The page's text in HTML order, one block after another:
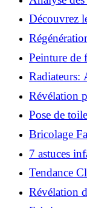
préparer vos
Découvrez
dès 6,70 €!
Peinture de
techniques
Radiateurs:
tuyaux
Révélation
Découvrez
Pose de
pour
Bricolage
pour
7 astuces
rapidement !
Tendance
l'adoptent?
Révélation
Découvrez